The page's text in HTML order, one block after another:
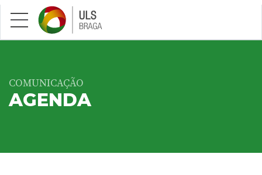
Saltar para conteúdo principal
COMUNICAÇÃO
AGENDA